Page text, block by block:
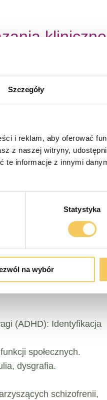
Szczegóły
i reklam, aby oferować
z naszej witryny,
te informacje z innymi
Statystyka
na wybór
kliniczne.
przypadków
Do najczęstszych
Ocena konsekwencji
i charakteru
chirurgicznych na
i leczenia
choroba Parkinsona,
otępień pierwotnie
czołowo-skroniowe,
(ADHD): Identyfikacja
społecznych.
dysgrafia.
schizofrenii,